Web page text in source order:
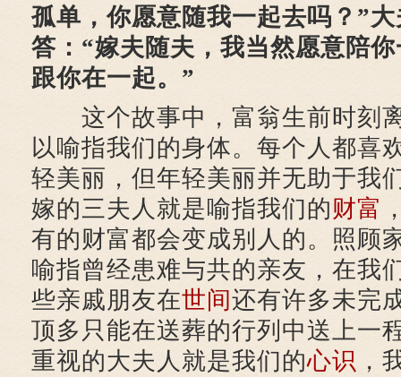
孤单，你愿意随我一起去吗？”
答：“嫁夫随夫，我当然愿意陪
跟你在一起。”
这个故事中，富翁生前时刻
以喻指我们的身体。每个人都喜
轻美丽，但年轻美丽并无助于我
嫁的三夫人就是喻指我们的财富
有的财富都会变成别人的。照顾
喻指曾经患难与共的亲友，在我
些亲戚朋友在世间还有许多未完
顶多只能在送葬的行列中送上一
重视的大夫人就是我们的心识 ，